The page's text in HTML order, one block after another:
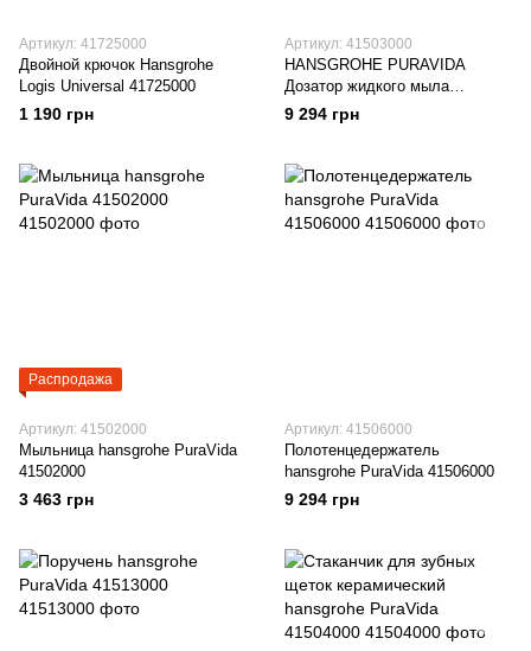
Артикул: 41725000
Двойной крючок Hansgrohe
Logis Universal 41725000
1 190 грн
Артикул: 41503000
HANSGROHE PURAVIDA
Дозатор жидкого мыла
подвесной, хром, 41503000
9 294 грн
Распродажа
Артикул: 41502000
Мыльница hansgrohe PuraVida
41502000
3 463 грн
Артикул: 41506000
Полотенцедержатель
hansgrohe PuraVida 41506000
9 294 грн